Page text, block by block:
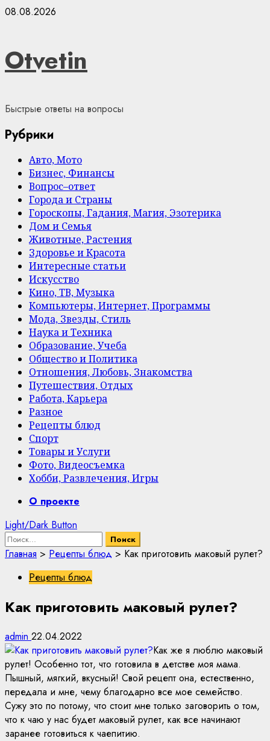
Skip
08.08.2026
Otvetin
Быстрые ответы на вопросы
Рубрики
Авто, Мото
Бизнес, Финансы
Вопрос–ответ
Города и Страны
Гороскопы, Гадания, Магия, Эзотерика
Дом и Семья
Животные, Растения
Здоровье и Красота
Интересные статьи
Искусство
Кино, ТВ, Музыка
Компьютеры, Интернет, Программы
Мода, Звезды, Стиль
Наука и Техника
Образование, Учеба
Общество и Политика
Отношения, Любовь, Знакомства
Путешествия, Отдых
Работа, Карьера
Разное
Рецепты блюд
Спорт
Товары и Услуги
Фото, Видеосъемка
Хобби, Развлечения, Игры
PrimaryО проекте
Light/Dark Button
Найти:
Главная > Рецепты блюд > Как приготовить маковый рулет?
Рецепты блюд
Как приготовить маковый рулет?
admin 22.04.2022
Как же я люблю маковый
рулет! Особенно тот, что готовила в детстве моя мама.
Пышный, мягкий, вкусный! Свой рецепт она, естественно,
передала и мне, чему благодарно все мое семейство.
Сужу это по потому, что стоит мне только заговорить о том,
что к чаю у нас будет маковый рулет, как все начинают
заранее готовиться к чаепитию.